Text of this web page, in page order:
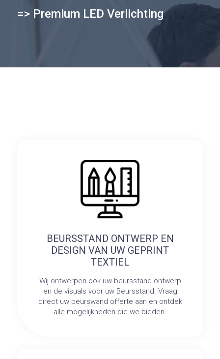
=> Premium LED Verlichting
BEURSSTAND ONTWERP EN
DESIGN VAN UW GEPRINT
TEXTIEL
Wij ontwerpen ook uw beursstand ontwerp
en de visuals voor uw Beursstand. Vraag
direct uw beurswand offerte aan en ontdek
alle mogelijkheden die we bieden.